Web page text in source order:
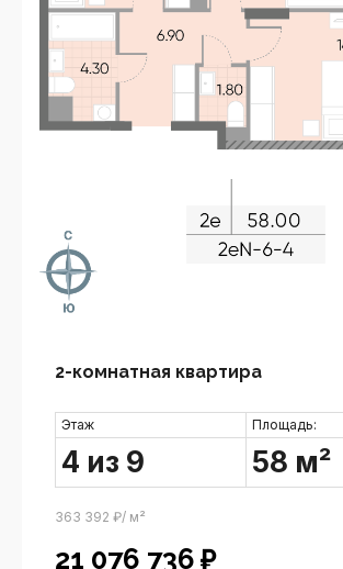
2-комнатная квартира
Этаж Площадь:
4 из 9 58 м²
363 392 ₽/ м²
21 076 736 ₽